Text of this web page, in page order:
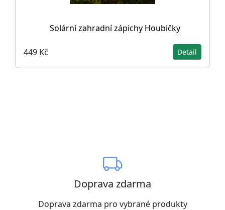
Solární zahradní zápichy Houbičky
449 Kč Detail
Doprava zdarma
Doprava zdarma pro vybrané produkty